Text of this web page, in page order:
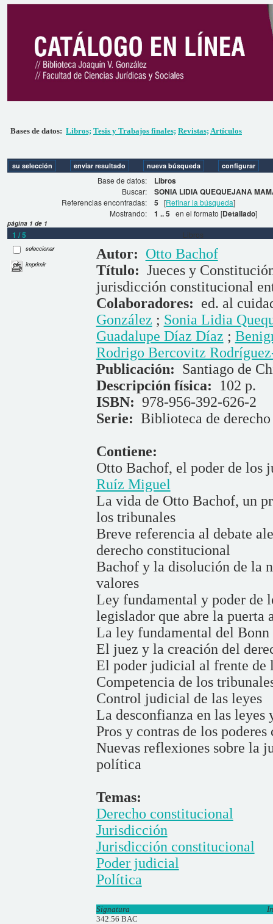
Bases de datos: Libros; Tesis y Trabajos finales; Revistas;Artículos
Base de datos: Libros
Buscar: SONIA LIDIA QUEQUEJANA
Referencias encontradas: 5 [Refinar la búsqueda]
Mostrando:
1 .. 5 en el formato [Detallado]
página 1 de 1
1 / 5 Libros
seleccionar
imprimir
Autor: Otto Bachof
Título: Jueces y
jurisdicción constitucional
Colaboradores: ed. al
González ; Sonia Lidia
Guadalupe Díaz Díaz ;
Rodrigo Bercovitz
Publicación: Santiago de
Descripción física: 102 p.
ISBN: 978-956-392-626-2
Serie: Biblioteca de
Contiene:
Otto Bachof, el poder de los
Ruíz Miguel
La vida de Otto Bachof, un
los tribunales
Breve referencia al debate
derecho constitucional
Bachof y la disolución de la
valores
Ley fundamental y poder de
legislador que abre la puerta
La ley fundamental del Bonn
El juez y la creación del
El poder judicial al frente de
Competencia de los
Control judicial de las leyes
La desconfianza en las leyes
Pros y contras de los
Nuevas reflexiones sobre la
política
Temas:
Derecho constitucional
Jurisdicción
Jurisdicción constitucional
Poder judicial
Política
Signatura
342.56 BAC